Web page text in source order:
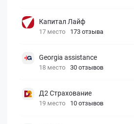
Капитал Лайф
17 место 173 отзыва
Georgia assistance
18 место 30 отзывов
Д2 Страхование
19 место 10 отзывов